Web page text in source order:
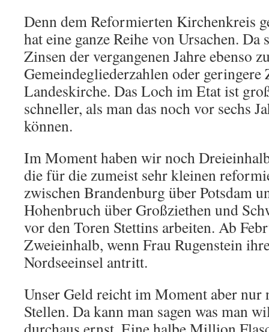
Denn dem Reformierten Kirchenkreis
hat eine ganze Reihe von Ursachen.
Zinsen der vergangenen Jahre ebenso
Gemeindegliederzahlen oder geringere
Landeskirche. Das Loch im Etat ist
schneller, als man das noch vor sechs
können.
Im Moment haben wir noch
die für die zumeist sehr kleinen
zwischen Brandenburg über Potsdam
Hohenbruch über Großziethen und
vor den Toren Stettins arbeiten. Ab
Zweieinhalb, wenn Frau Rugenstein
Nordseeinsel antritt.
Unser Geld reicht im Moment aber
Stellen. Da kann man sagen was man